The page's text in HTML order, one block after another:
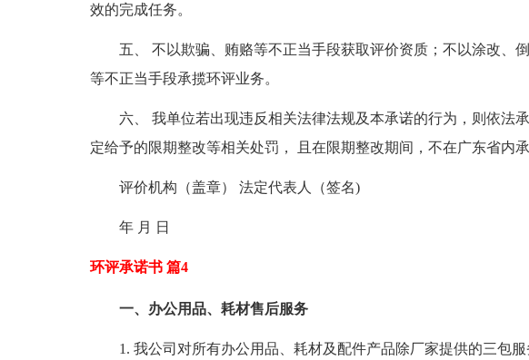
效的完成任务。
五、 不以欺骗、贿赂等不正当手段获取评价资质；不以涂改、
等不正当手段承揽环评业务。
六、 我单位若出现违反相关法律法规及本承诺的行为，则依法
定给予的限期整改等相关处罚， 且在限期整改期间，不在广东省内
评价机构（盖章） 法定代表人（签名)
年 月 日
环评承诺书 篇4
一、办公用品、耗材售后服务
1. 我公司对所有办公用品、耗材及配件产品除厂家提供的三包